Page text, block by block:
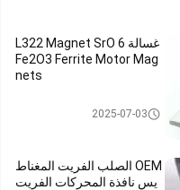
غسالة L322 Magnet SrO 6
Fe2O3 Ferrite Motor Mag
nets
مغناطيس محرك الفريت
2025-07-03
OEM الصلب الفريت المغناط
يس نافذة المحركات الفريت